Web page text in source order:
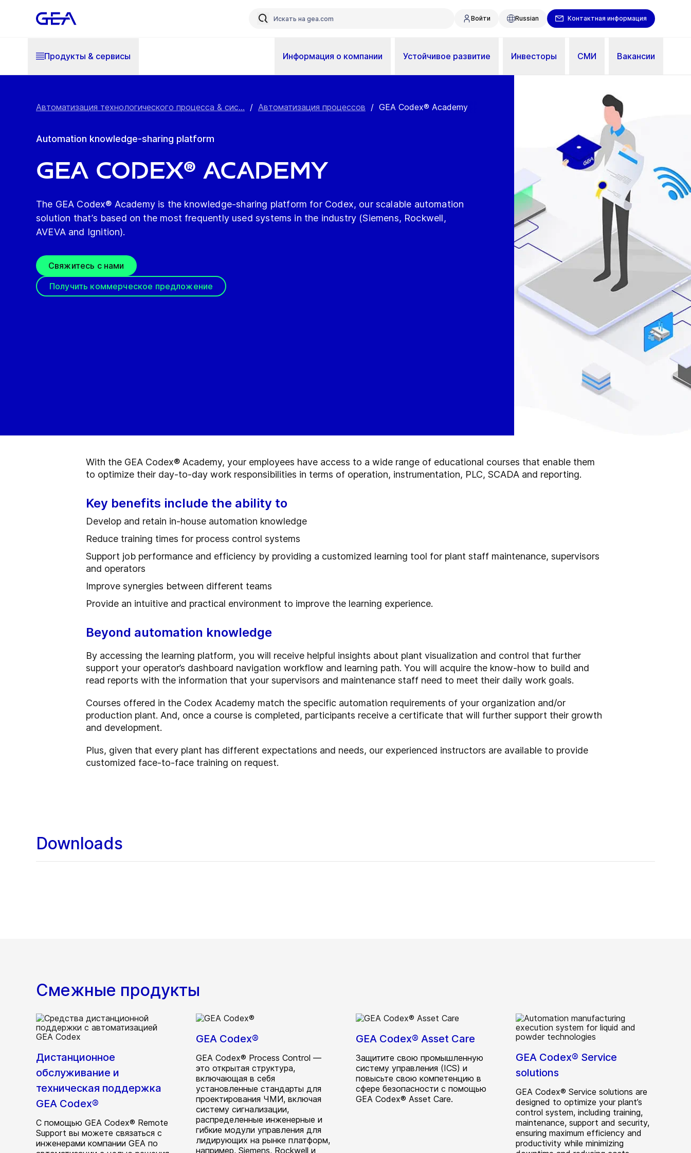
Войти Russian Контактная информация
Продукты & cервисы Информация о компании Устойчивое развитие Инвесторы СМИ Вакансии
Автоматизация технологического процесса & сис... / Автоматизация процессов / GEA Codex® Academy
Automation knowledge-sharing platform
GEA Codex® Academy
The GEA Codex® Academy is the knowledge-sharing platform for Codex, our scalable automation
solution that’s based on the most frequently used systems in the industry (Siemens, Rockwell,
AVEVA and Ignition).
Свяжитесь с нами
Получить коммерческое предложение
With the GEA Codex® Academy, your employees have access to a wide range of educational courses that enable them
to optimize their day-to-day work responsibilities in terms of operation, instrumentation, PLC, SCADA and reporting.
Key benefits include the ability to
Develop and retain in-house automation knowledge
Reduce training times for process control systems
Support job performance and efficiency by providing a customized learning tool for plant staff maintenance, supervisors
and operators
Improve synergies between different teams
Provide an intuitive and practical environment to improve the learning experience.
Beyond automation knowledge
By accessing the learning platform, you will receive helpful insights about plant visualization and control that further
support your operator’s dashboard navigation workflow and learning path. You will acquire the know-how to build and
read reports with the information that your supervisors and maintenance staff need to meet their daily work goals.
Courses offered in the Codex Academy match the specific automation requirements of your organization and/or
production plant. And, once a course is completed, participants receive a certificate that will further support their growth
and development.
Plus, given that every plant has different expectations and needs, our experienced instructors are available to provide
customized face-to-face training on request.
Downloads
Смежные продукты
Дистанционное
обслуживание и
техническая поддержка
GEA Codex®
С помощью GEA Codex® Remote
Support вы можете связаться с
инженерами компании GEA по
GEA Codex®
GEA Codex® Process Control —
это открытая структура,
включающая в себя
установленные стандарты для
проектирования ЧМИ, включая
систему сигнализации,
распределенные инженерные и
гибкие модули управления для
лидирующих на рынке платформ,
например, Siemens, Rockwell и
GEA Codex® Asset Care
Защитите свою промышленную
систему управления (ICS) и
повысьте свою компетенцию в
сфере безопасности с помощью
GEA Codex® Asset Care.
GEA Codex® Service
solutions
GEA Codex® Service solutions are
designed to optimize your plant’s
control system, including training,
maintenance, support and security,
ensuring maximum efficiency and
productivity while minimizing